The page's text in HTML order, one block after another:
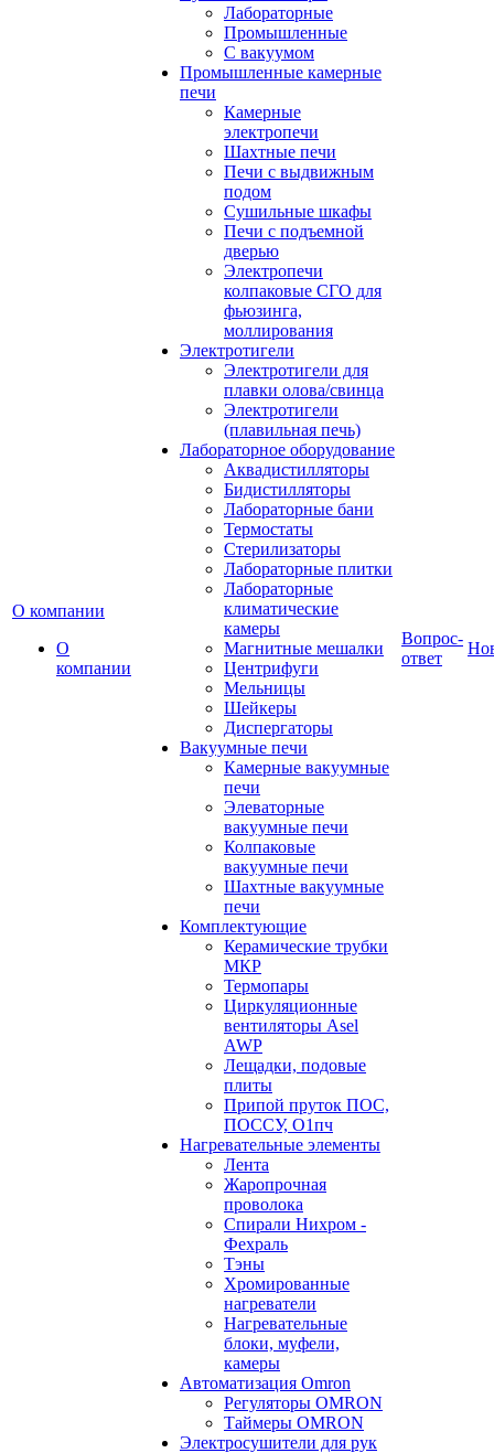
О компании
О
компании
Лабораторные
Промышленные
С вакуумом
Промышленные камерные
печи
Камерные
электропечи
Шахтные печи
Печи с выдвижным
подом
Сушильные шкафы
Печи с подъемной
дверью
Электропечи
колпаковые СГО для
фьюзинга,
моллирования
Электротигели
Электротигели для
плавки олова/свинца
Электротигели
(плавильная печь)
Лабораторное оборудование
Аквадистилляторы
Бидистилляторы
Лабораторные бани
Термостаты
Стерилизаторы
Лабораторные плитки
Лабораторные
климатические
камеры
Магнитные мешалки
Центрифуги
Мельницы
Шейкеры
Диспергаторы
Вакуумные печи
Камерные вакуумные
печи
Элеваторные
вакуумные печи
Колпаковые
вакуумные печи
Шахтные вакуумные
печи
Комплектующие
Керамические трубки
МКР
Термопары
Циркуляционные
вентиляторы Asel
AWP
Лещадки, подовые
плиты
Припой пруток ПОС,
ПОССУ, О1пч
Нагревательные элементы
Лента
Жаропрочная
проволока
Спирали Нихром -
Фехраль
Тэны
Хромированные
нагреватели
Нагревательные
блоки, муфели,
камеры
Автоматизация Omron
Регуляторы OMRON
Таймеры OMRON
Электросушители для рук
Вопрос-
ответ